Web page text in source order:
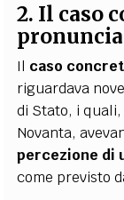
2. Il caso
pronuncia
Il caso
riguardava
di Stato, i
Novanta,
percezione di
come previsto